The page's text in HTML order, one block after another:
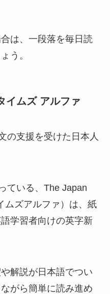
は、一段落を毎日読
う。
イムズ アルファ
の支援を受けた日本人
ている、The Japan
ムズアルファ）は、紙
学習者向けの英字新
解説が日本語でつい
がら簡単に読み進め